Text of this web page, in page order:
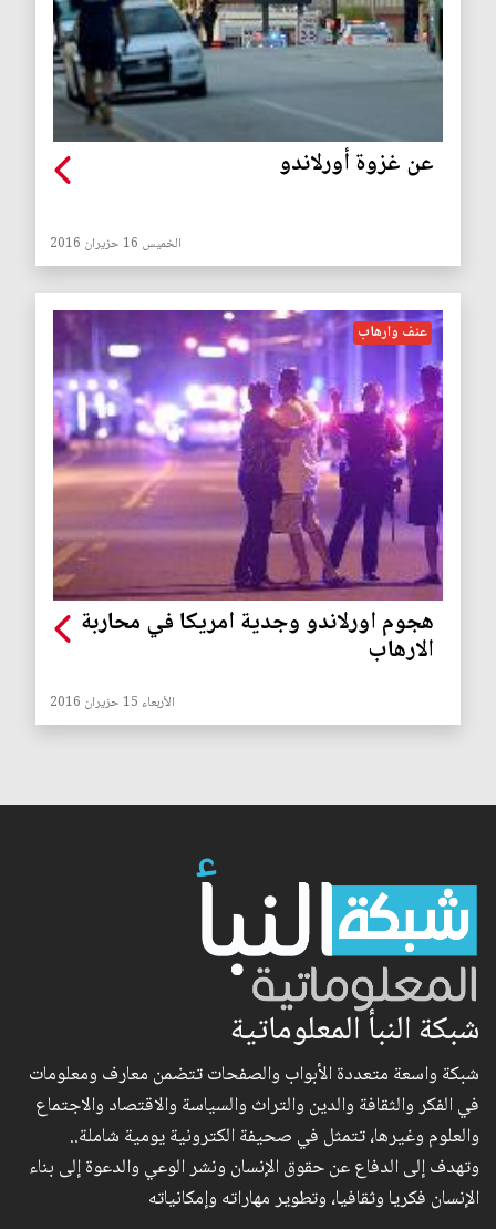
عن غزوة أورلاندو
الخميس 16 حزيران 2016
عنف وارهاب
هجوم اورلاندو وجدية امريكا في محاربة
الارهاب
الأربعاء 15 حزيران 2016
شبكة النبأ المعلوماتية
شبكة واسعة متعددة الأبواب والصفحات تتضمن معارف ومعلومات
في الفكر والثقافة والدين والتراث والسياسة والاقتصاد والاجتماع
والعلوم وغيرها، تتمثل في صحيفة الكترونية يومية شاملة..
وتهدف إلى الدفاع عن حقوق الإنسان ونشر الوعي والدعوة إلى بناء
الإنسان فكريا وثقافيا، وتطوير مهاراته وإمكانياته